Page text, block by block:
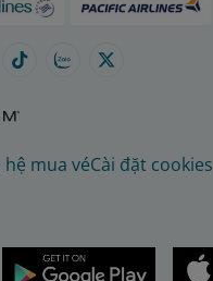
hệ mua véCài đặt cookies